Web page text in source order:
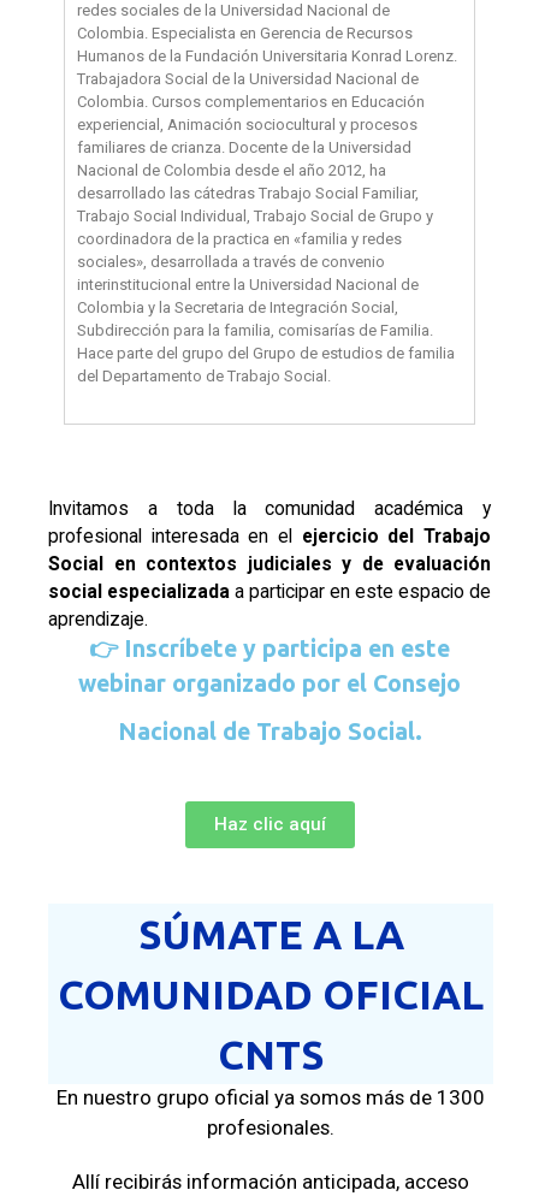
redes sociales de la Universidad Nacional de
Colombia. Especialista en Gerencia de Recursos
Humanos de la Fundación Universitaria Konrad Lorenz.
Trabajadora Social de la Universidad Nacional de
Colombia. Cursos complementarios en Educación
experiencial, Animación sociocultural y procesos
familiares de crianza. Docente de la Universidad
Nacional de Colombia desde el año 2012, ha
desarrollado las cátedras Trabajo Social Familiar,
Trabajo Social Individual, Trabajo Social de Grupo y
coordinadora de la practica en «familia y redes
sociales», desarrollada a través de convenio
interinstitucional entre la Universidad Nacional de
Colombia y la Secretaria de Integración Social,
Subdirección para la familia, comisarías de Familia.
Hace parte del grupo del Grupo de estudios de familia
del Departamento de Trabajo Social.
Invitamos a toda la comunidad académica y
profesional interesada en el ejercicio del Trabajo
Social en contextos judiciales y de evaluación
social especializada a participar en este espacio de
aprendizaje.
👉 Inscríbete y participa en este
webinar organizado por el Consejo
Nacional de Trabajo Social.
Haz clic aquí
SÚMATE A LA
COMUNIDAD OFICIAL
CNTS
En nuestro grupo oficial ya somos más de 1300
profesionales.
Allí recibirás información anticipada, acceso